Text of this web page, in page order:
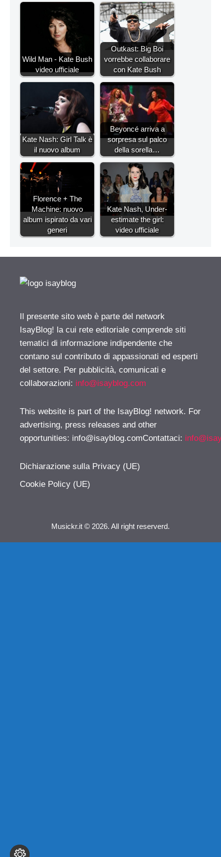
Wild Man - Kate Bush
video ufficiale
Outkast: Big Boi
vorrebbe collaborare
con Kate Bush
Kate Nash: Girl Talk è
il nuovo album
Beyoncé arriva a
sorpresa sul palco
della sorella…
Florence + The
Machine: nuovo
album ispirato da vari
generi
Kate Nash, Under-
estimate the girl:
video ufficiale
Il presente sito web è parte del network
IsayBlog! la cui rete editoriale comprende siti
tematici di informazione indipendente che
contano sul contributo di appassionati ed esperti
del settore. Per pubblicità, comunicati e
collaborazioni: info@isayblog.com
This website is part of the IsayBlog! network. For
advertising, press releases and other
opportunities: info@isayblog.comContattaci:
Dichiarazione sulla Privacy (UE)
Cookie Policy (UE)
Musickr.it © 2026. All right reserverd.